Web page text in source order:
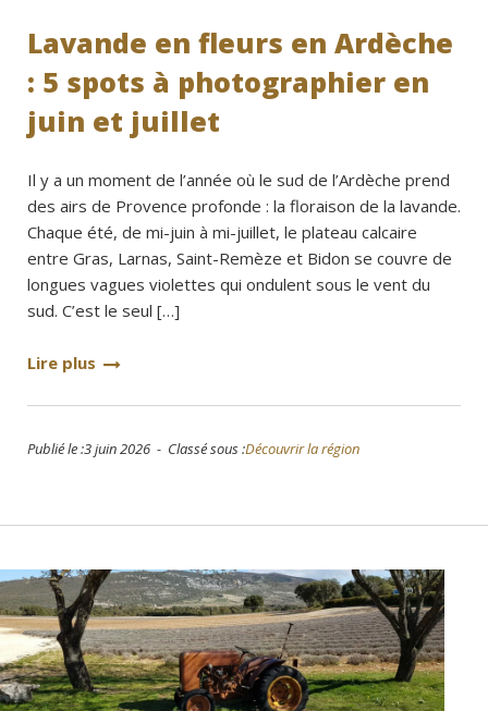
Lavande en fleurs en Ardèche
: 5 spots à photographier en
juin et juillet
Il y a un moment de l’année où le sud de l’Ardèche prend
des airs de Provence profonde : la floraison de la lavande.
Chaque été, de mi-juin à mi-juillet, le plateau calcaire
entre Gras, Larnas, Saint-Remèze et Bidon se couvre de
longues vagues violettes qui ondulent sous le vent du
sud. C’est le seul […]
Lire plus
Publié le :3 juin 2026 - Classé sous :Découvrir la région